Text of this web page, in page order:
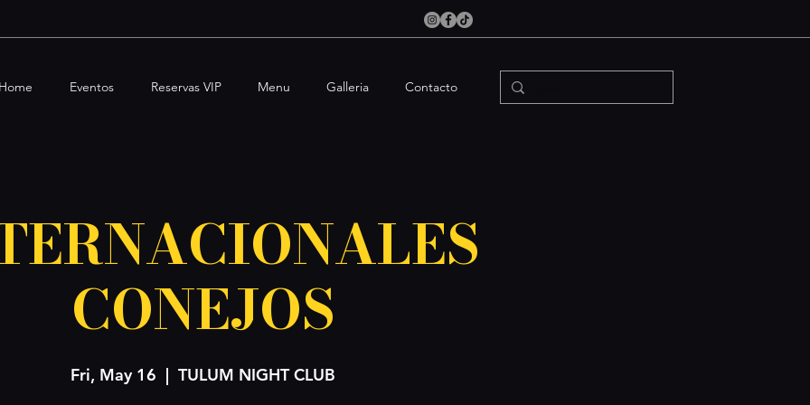
Eventos Reservas VIP Menu Galleria Contacto
CONEJOS
Fri, May 16
  |
TULUM NIGHT CLUB